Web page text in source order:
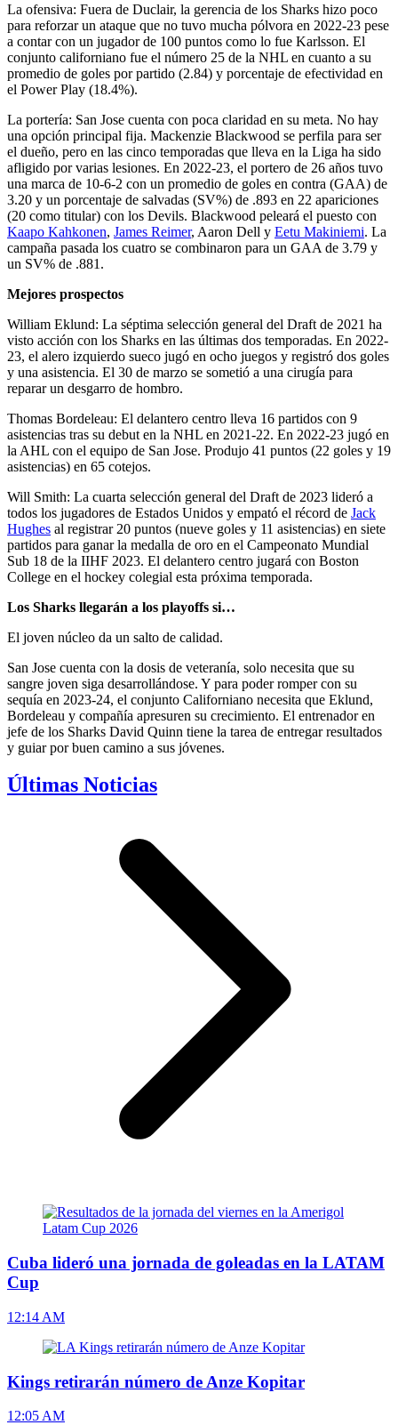
La ofensiva: Fuera de Duclair, la gerencia de los Sharks hizo poco
para reforzar un ataque que no tuvo mucha pólvora en 2022-23 pese
a contar con un jugador de 100 puntos como lo fue Karlsson. El
conjunto californiano fue el número 25 de la NHL en cuanto a su
promedio de goles por partido (2.84) y porcentaje de efectividad en
el Power Play (18.4%).
La portería: San Jose cuenta con poca claridad en su meta. No hay
una opción principal fija. Mackenzie Blackwood se perfila para ser
el dueño, pero en las cinco temporadas que lleva en la Liga ha sido
afligido por varias lesiones. En 2022-23, el portero de 26 años tuvo
una marca de 10-6-2 con un promedio de goles en contra (GAA) de
3.20 y un porcentaje de salvadas (SV%) de .893 en 22 apariciones
(20 como titular) con los Devils. Blackwood peleará el puesto con
Kaapo Kahkonen, James Reimer, Aaron Dell y Eetu Makiniemi. La
campaña pasada los cuatro se combinaron para un GAA de 3.79 y
un SV% de .881.
Mejores prospectos
William Eklund: La séptima selección general del Draft de 2021 ha
visto acción con los Sharks en las últimas dos temporadas. En 2022-
23, el alero izquierdo sueco jugó en ocho juegos y registró dos goles
y una asistencia. El 30 de marzo se sometió a una cirugía para
reparar un desgarro de hombro.
Thomas Bordeleau: El delantero centro lleva 16 partidos con 9
asistencias tras su debut en la NHL en 2021-22. En 2022-23 jugó en
la AHL con el equipo de San Jose. Produjo 41 puntos (22 goles y 19
asistencias) en 65 cotejos.
Will Smith: La cuarta selección general del Draft de 2023 lideró a
todos los jugadores de Estados Unidos y empató el récord de Jack
Hughes al registrar 20 puntos (nueve goles y 11 asistencias) en siete
partidos para ganar la medalla de oro en el Campeonato Mundial
Sub 18 de la IIHF 2023. El delantero centro jugará con Boston
College en el hockey colegial esta próxima temporada.
Los Sharks llegarán a los playoffs si…
El joven núcleo da un salto de calidad.
San Jose cuenta con la dosis de veteranía, solo necesita que su
sangre joven siga desarrollándose. Y para poder romper con su
sequía en 2023-24, el conjunto Californiano necesita que Eklund,
Bordeleau y compañía apresuren su crecimiento. El entrenador en
jefe de los Sharks David Quinn tiene la tarea de entregar resultados
y guiar por buen camino a sus jóvenes.
Últimas Noticias
Cuba lideró una jornada de goleadas en la LATAM
Cup
12:14 AM
Kings retirarán número de Anze Kopitar
12:05 AM